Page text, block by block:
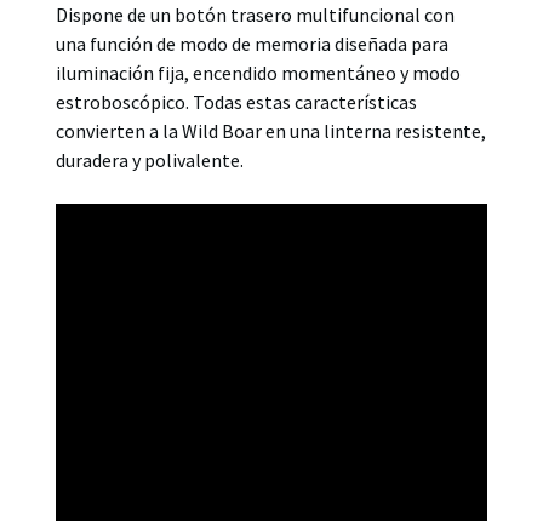
Dispone de un botón trasero multifuncional con
una función de modo de memoria diseñada para
iluminación fija, encendido momentáneo y modo
estroboscópico. Todas estas características
convierten a la Wild Boar en una linterna resistente,
duradera y polivalente.